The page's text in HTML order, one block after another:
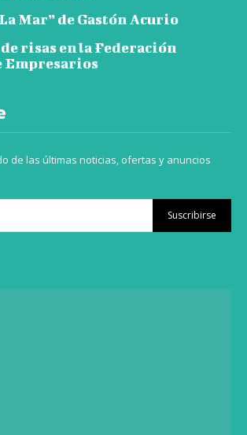
Mar” de Gastón Acurio
risas en la Federación
Empresarios
de las últimas noticias, ofertas y anuncios
Suscribirse